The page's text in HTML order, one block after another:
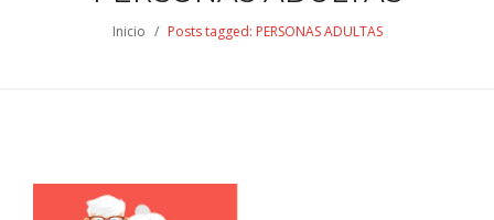
Inicio / Posts tagged: PERSONAS ADULTAS